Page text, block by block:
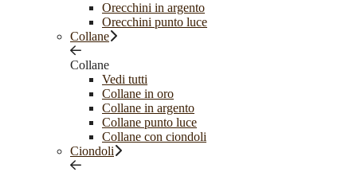
Orecchini in argento
Orecchini punto luce
Collane
Collane
Vedi tutti
Collane in oro
Collane in argento
Collane punto luce
Collane con ciondoli
Ciondoli